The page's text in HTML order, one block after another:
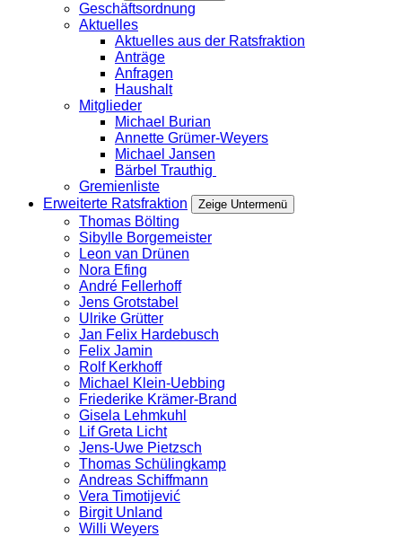
Geschäftsordnung
Aktuelles
Aktuelles aus der Ratsfraktion
Anträge
Anfragen
Haushalt
Mitglieder
Michael Burian
Annette Grümer-Weyers
Michael Jansen
Bärbel Trauthig
Gremienliste
Erweiterte Ratsfraktion
Zeige Untermenü
Thomas Bölting
Sibylle Borgemeister
Leon van Drünen
Nora Efing
André Fellerhoff
Jens Grotstabel
Ulrike Grütter
Jan Felix Hardebusch
Felix Jamin
Rolf Kerkhoff
Michael Klein-Uebbing
Friederike Krämer-Brand
Gisela Lehmkuhl
Lif Greta Licht
Jens-Uwe Pietzsch
Thomas Schülingkamp
Andreas Schiffmann
Vera Timotijević
Birgit Unland
Willi Weyers